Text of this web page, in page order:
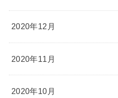
2020年12月
2020年11月
2020年10月